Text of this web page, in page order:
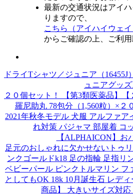
最新の交通状況はアイ
りますので、
こちら（アイハイウェイ
からご確認の上、ご利用
ドライTシャツ／ジュニア（
ュニアグッズ
２０個セット！ 【第3類医薬品】
羅尼助丸 78包分（1,560粒）×２
2021年秋冬モデル 犬服 アルファ
れ対策 パジャマ 部屋着 コ
【ALPHAICON】お
足元のおしゃれに欠かせないトゥ
ンクゴールドk18 足の指輪 足指リ
ベビーパール ピンクトルマリン フ
としてもOK 18k 10月誕生石 レデ
商品】 大きいサイズ対